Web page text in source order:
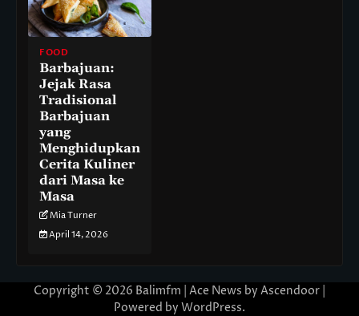
FOOD
Barbajuan:
Jejak Rasa
Tradisional
Barbajuan
yang
Menghidupkan
Cerita Kuliner
dari Masa ke
Masa
Mia Turner
April 14, 2026
Copyright © 2026 Balimfm | Ace News by Ascendoor
Powered by WordPress.